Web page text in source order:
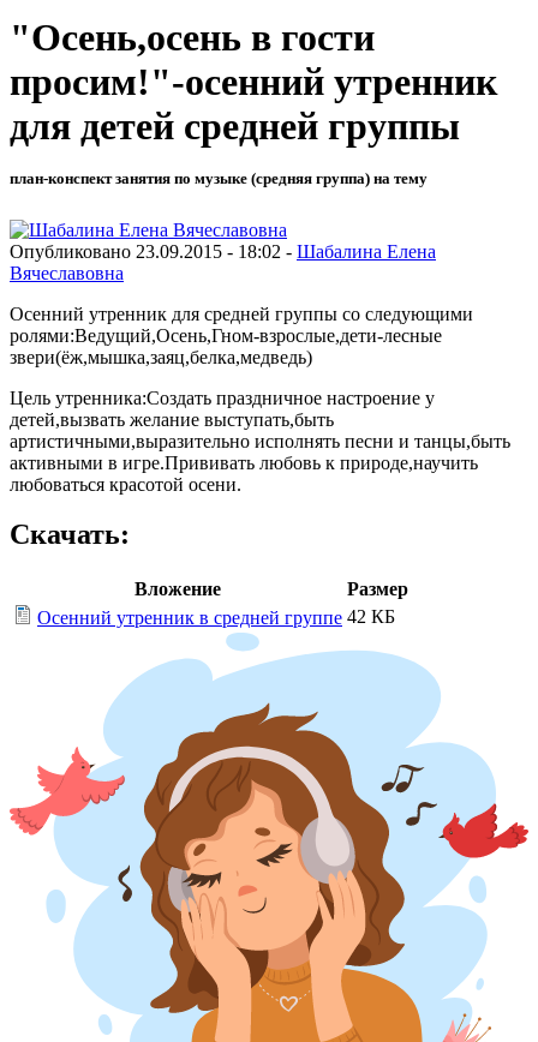
"Осень,осень в гости
просим!"-осенний утренник
для детей средней группы
план-конспект занятия по музыке (средняя группа) на тему
Опубликовано 23.09.2015 - 18:02 - Шабалина Елена
Вячеславовна
Осенний утренник для средней группы со следующими
ролями:Ведущий,Осень,Гном-взрослые,дети-лесные
звери(ёж,мышка,заяц,белка,медведь)
Цель утренника:Создать праздничное настроение у
детей,вызвать желание выступать,быть
артистичными,выразительно исполнять песни и танцы,быть
активными в игре.Прививать любовь к природе,научить
любоваться красотой осени.
Скачать:
Вложение
Размер
Осенний утренник в средней группе 42 КБ